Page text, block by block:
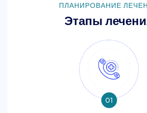
ПЛАНИРОВАНИЕ
Этапы
01